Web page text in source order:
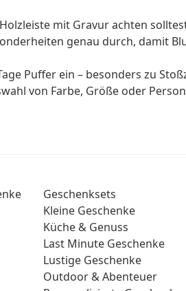
mit Gravur achten
genau durch, damit
Puffer ein – besonders zu
von Farbe, Größe oder
Geschenksets
Kleine Geschenke
Küche & Genuss
Last Minute Geschenke
Lustige Geschenke
Outdoor & Abenteuer